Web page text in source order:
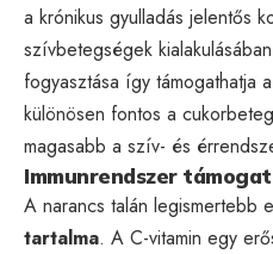
a krónikus gyulladás jelentős
szívbetegségek
fogyasztása így támogathatja
különösen fontos a
magasabb a szív- és
Immunrendszer
A narancs talán legismertebb
tartalma. A C-vitamin egy